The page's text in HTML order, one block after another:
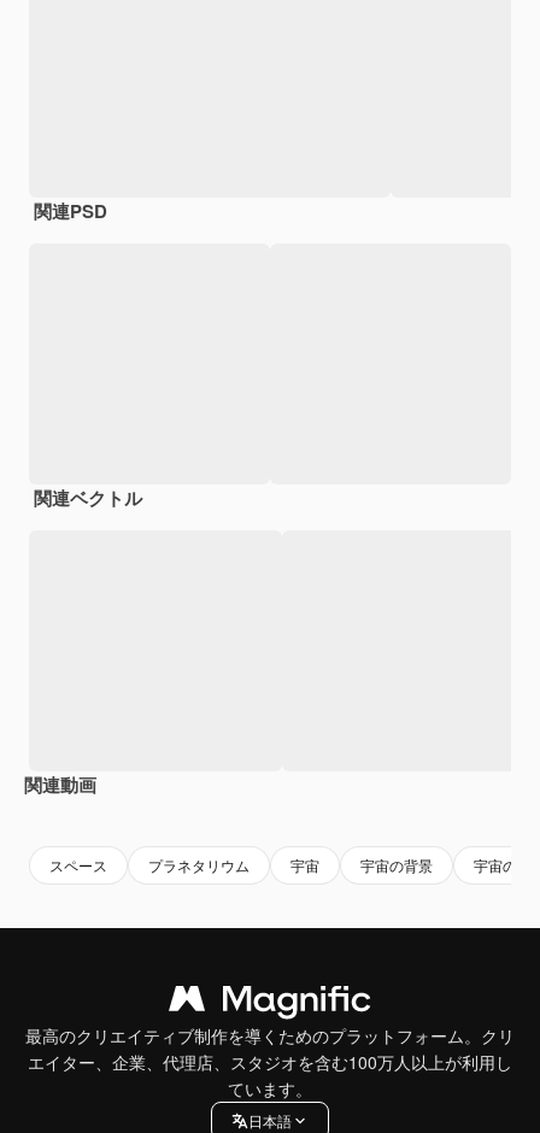
関連PSD
関連ベクトル
関連動画
スペース プラネタリウム 宇宙 宇宙の背景 宇宙の雰
最高のクリエイティブ制作を導くためのプラットフォーム。クリ
エイター、企業、代理店、スタジオを含む100万人以上が利用し
ています。
日本語